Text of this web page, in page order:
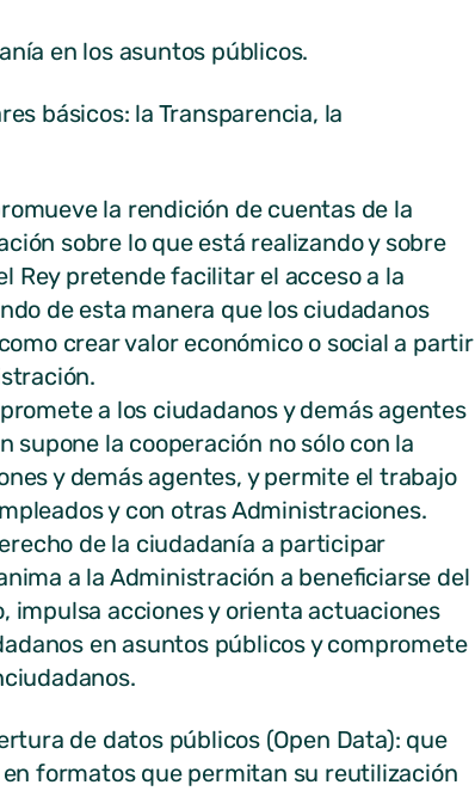
en los asuntos públicos.
básicos: la Transparencia, la
la rendición de cuentas de la
sobre lo que está realizando y sobre
Rey pretende facilitar el acceso a la
de esta manera que los ciudadanos
crear valor económico o social a partir
a los ciudadanos y demás agentes
supone la cooperación no sólo con la
y demás agentes, y permite el trabajo
y con otras Administraciones.
de la ciudadanía a participar
a la Administración a beneficiarse del
impulsa acciones y orienta actuaciones
en asuntos públicos y compromete
de datos públicos (Open Data): que
formatos que permitan su reutilización